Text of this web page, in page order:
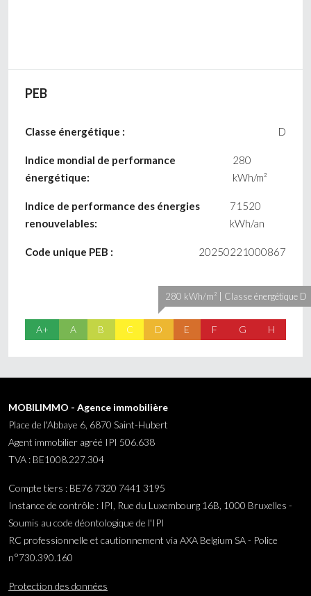
PEB
Classe énergétique : D
Indice mondial de performance
énergétique:
280
kWh/m²
Indice de performance des énergies
renouvelables:
71520
kWh/an
Code unique PEB : 20250221000867
A+ A B C
280 kWh/m² | Classe énergétique D
D E F G H
MOBILIMMO - Agence immobilière
Place de l'Abbaye 6, 6870 Saint-Hubert
Agent immobilier agréé IPI 506.638
TVA : BE1008.227.304
Compte tiers : BE76 7320 7441 3195
Instance de contrôle : IPI, Rue du Luxembourg 16B, 1000 Bruxelles -
Soumis au code déontologique de l'IPI
RC professionnelle et cautionnement via AXA Belgium SA - Police
n°730.390.160
Protection des données